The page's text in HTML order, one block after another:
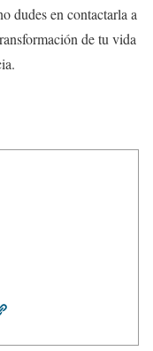
dudes en contactarla a
de tu vida